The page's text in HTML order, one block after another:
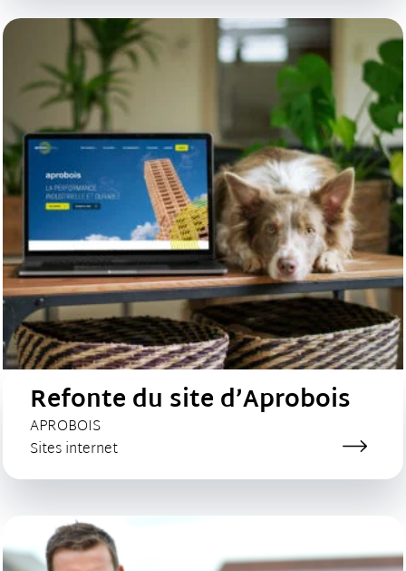
Refonte du site d’Aprobois
CLIENT :
APROBOIS
Catégorie de création :
Sites internet